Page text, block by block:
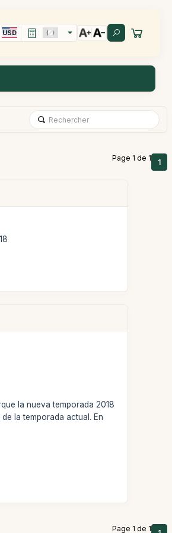
USD
Page 1 de 1 1
la nueva temporada 2018
la temporada actual. En
Page 1 de 1